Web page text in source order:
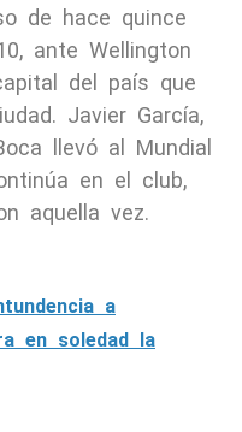
de hace quince
ante Wellington
del país que
Javier García,
llevó al Mundial
en el club,
aquella vez.
a
en soledad la